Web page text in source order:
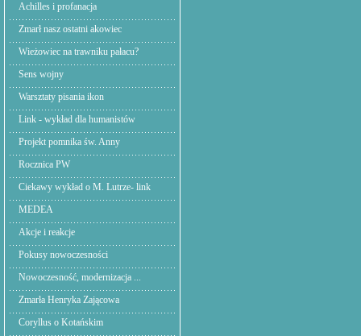
Achilles i profanacja
Zmarł nasz ostatni akowiec
Wieżowiec na trawniku pałacu?
Sens wojny
Warsztaty pisania ikon
Link - wykład dla humanistów
Projekt pomnika św. Anny
Rocznica PW
Ciekawy wykład o M. Lutrze- link
MEDEA
Akcje i reakcje
Pokusy nowoczesności
Nowoczesność, modernizacja ...
Zmarła Henryka Zającowa
Coryllus o Kotańskim